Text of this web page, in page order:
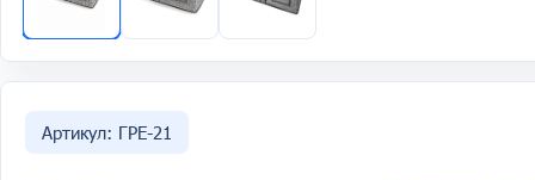
Артикул: ГРЕ-21